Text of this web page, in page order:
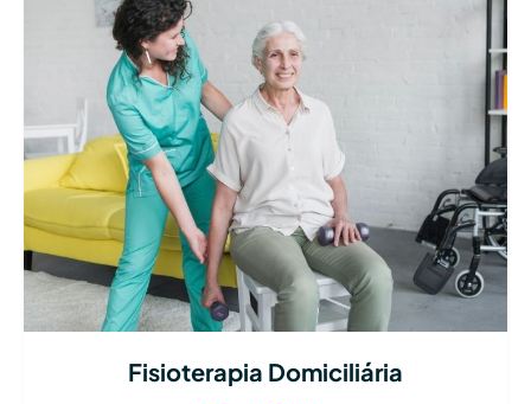
Fisioterapia Domiciliária